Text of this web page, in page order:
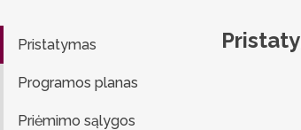
Pristatymas
Programos planas
Priėmimo sąlygos